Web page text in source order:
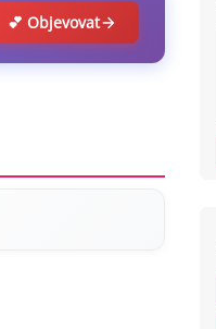
💕 Objevovat